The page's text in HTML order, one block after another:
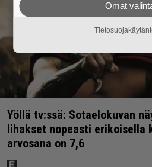
Yöllä tv:ssä: Sotaelokuvan
lihakset nopeasti erikoisella
arvosana on 7,6
Omat